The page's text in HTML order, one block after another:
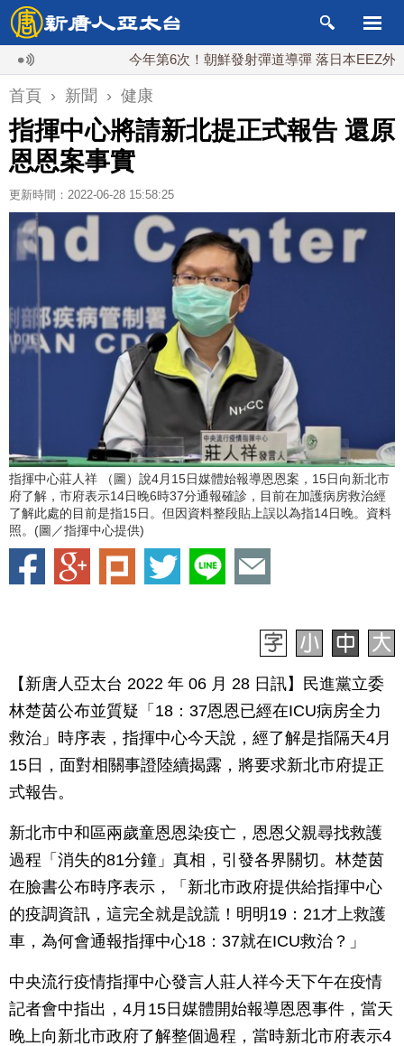
今年第6次！朝鮮發射彈道導彈 落日本EEZ外
首頁 › 新聞 › 健康
指揮中心將請新北提正式報告 還原
恩恩案事實
更新時間：2022-06-28 15:58:25
指揮中心莊人祥 （圖）說4月15日媒體始報導恩恩案，15日向新北市
府了解，市府表示14日晚6時37分通報確診，目前在加護病房救治經
了解此處的目前是指15日。但因資料整段貼上誤以為指14日晚。資料
照。(圖／指揮中心提供)
【新唐人亞太台 2022 年 06 月 28 日訊】民進黨立委
林楚茵公布並質疑「18：37恩恩已經在ICU病房全力
救治」時序表，指揮中心今天說，經了解是指隔天4月
15日，面對相關事證陸續揭露，將要求新北市府提正
式報告。
新北市中和區兩歲童恩恩染疫亡，恩恩父親尋找救護
過程「消失的81分鐘」真相，引發各界關切。林楚茵
在臉書公布時序表示，「新北市政府提供給指揮中心
的疫調資訊，這完全就是說謊！明明19：21才上救護
車，為何會通報指揮中心18：37就在ICU救治？」
中央流行疫情指揮中心發言人莊人祥今天下午在疫情
記者會中指出，4月15日媒體開始報導恩恩事件，當天
晚上向新北市政府了解整個過程，當時新北市府表示4